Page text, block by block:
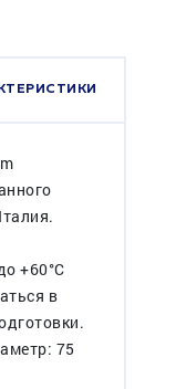
+60°C
в
75